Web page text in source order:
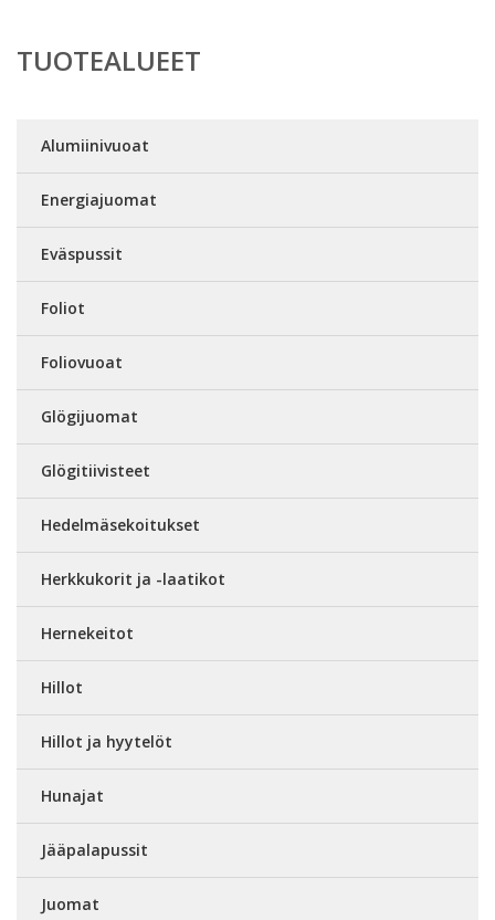
TUOTEALUEET
Alumiinivuoat
Energiajuomat
Eväspussit
Foliot
Foliovuoat
Glögijuomat
Glögitiivisteet
Hedelmäsekoitukset
Herkkukorit ja -laatikot
Hernekeitot
Hillot
Hillot ja hyytelöt
Hunajat
Jääpalapussit
Juomat